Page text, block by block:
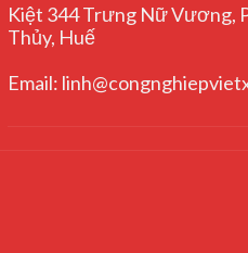
Kiệt 344 Trưng Nữ Vương,
Thủy, Huế
Email: